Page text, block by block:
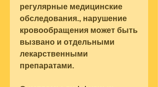
регулярные медицинские
обследования., нарушение
кровообращения может быть
вызвано и отдельными
лекарственными
препаратами.